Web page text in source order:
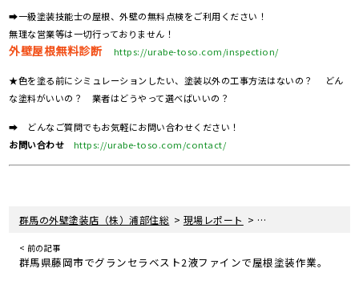
➡一級塗装技能士の屋根、外壁の無料点検をご利用ください！
無理な営業等は一切行っておりません！
外壁屋根無料診断 https://urabe-toso.com/inspection/
★色を塗る前にシミュレーションしたい、塗装以外の工事方法はないの？ どん
な塗料がいいの？ 業者はどうやって選べばいいの？
➡ どんなご質問でもお気軽にお問い合わせください！
お問い合わせ
https://urabe-toso.com/contact/
群馬の外壁塗装店（株）浦部住総 > 現場レポート > 群馬県藤岡市で外壁
< 前の記事
群馬県藤岡市でグランセラベスト2液ファインで屋根塗装作業。